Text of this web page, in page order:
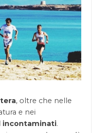
, oltre che nelle
e nei
incontaminati.